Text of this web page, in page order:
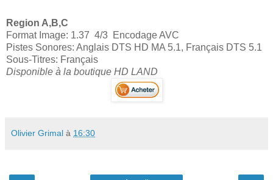
Region A,B,C
Format Image: 1.37 4/3 Encodage AVC
Pistes Sonores: Anglais DTS HD MA 5.1, Français DTS 5.1
Sous-Titres: Français
Disponible à la boutique HD LAND
Olivier Grimal à 16:30